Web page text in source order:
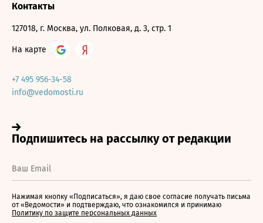
Контакты
127018, г. Москва, ул. Полковая, д. 3, стр. 1
На карте
+7 495 956-34-58
info@vedomosti.ru
Нажимая кнопку «Подписаться», я даю свое согласие получать письма
от «Ведомости» и подтверждаю, что ознакомился и принимаю
Политику по защите персональных данных